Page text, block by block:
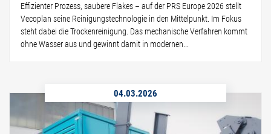
Effizienter Prozess, saubere Flakes – auf der PRS Europe 2026 stellt
Vecoplan seine Reinigungstechnologie in den Mittelpunkt. Im Fokus
steht dabei die Trockenreinigung. Das mechanische Verfahren kommt
ohne Wasser aus und gewinnt damit in modernen...
04.03.2026